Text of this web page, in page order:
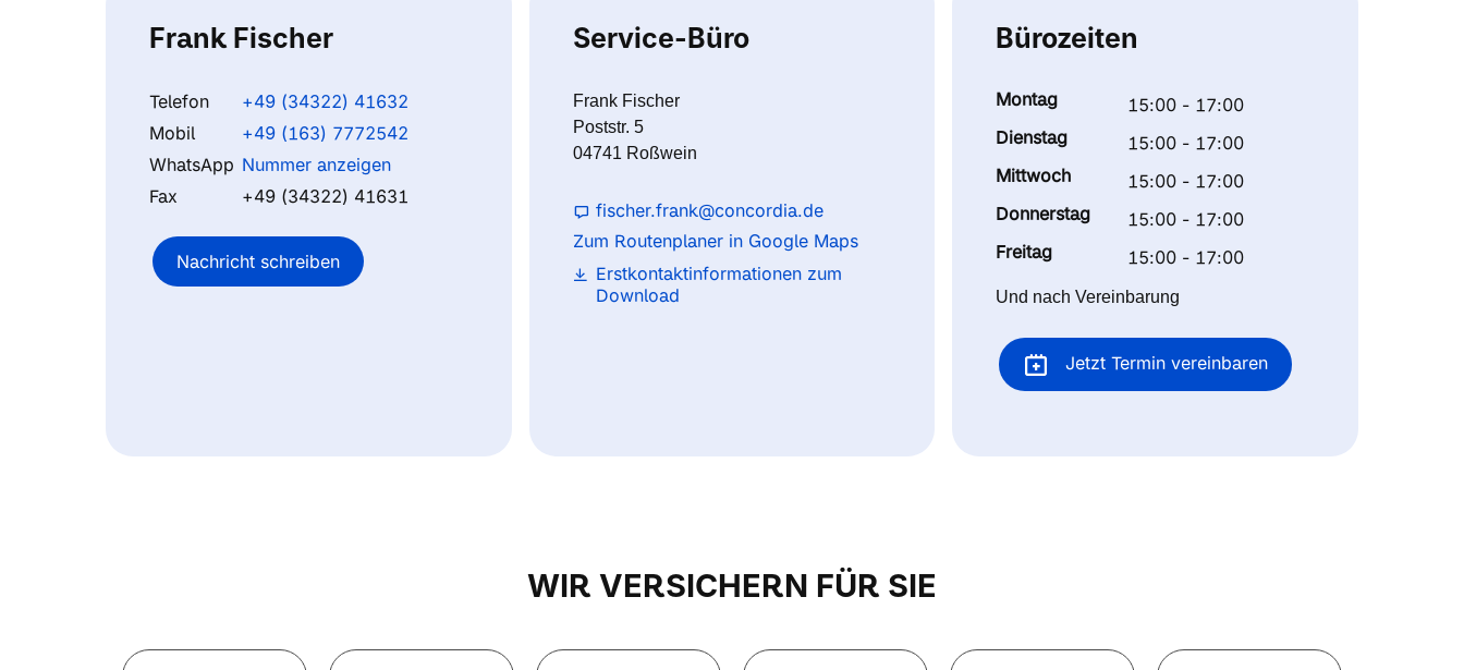
Frank Fischer
Telefon
+49 (34322) 41632
Mobil
+49 (163) 7772542
WhatsApp Nummer anzeigen
Fax
+49 (34322) 41631
Nachricht schreiben
Service-Büro
Frank Fischer
Poststr. 5
04741 Roßwein
fischer.frank@concordia.de
Zum Routenplaner in Google Maps
Erstkontaktinformationen zum
Download
Bürozeiten
Montag
15:00 - 17:00
Dienstag
15:00 - 17:00
Mittwoch
15:00 - 17:00
Donnerstag
15:00 - 17:00
Freitag
15:00 - 17:00
Und nach Vereinbarung
Jetzt Termin vereinbaren
WIR VERSICHERN FÜR SIE